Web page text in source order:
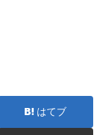
はてブ